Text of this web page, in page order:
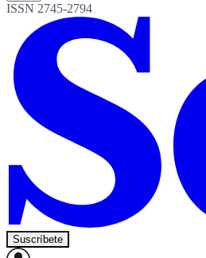
ISSN 2745-2794
Suscríbete